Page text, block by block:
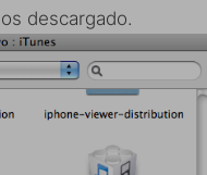
descargado.